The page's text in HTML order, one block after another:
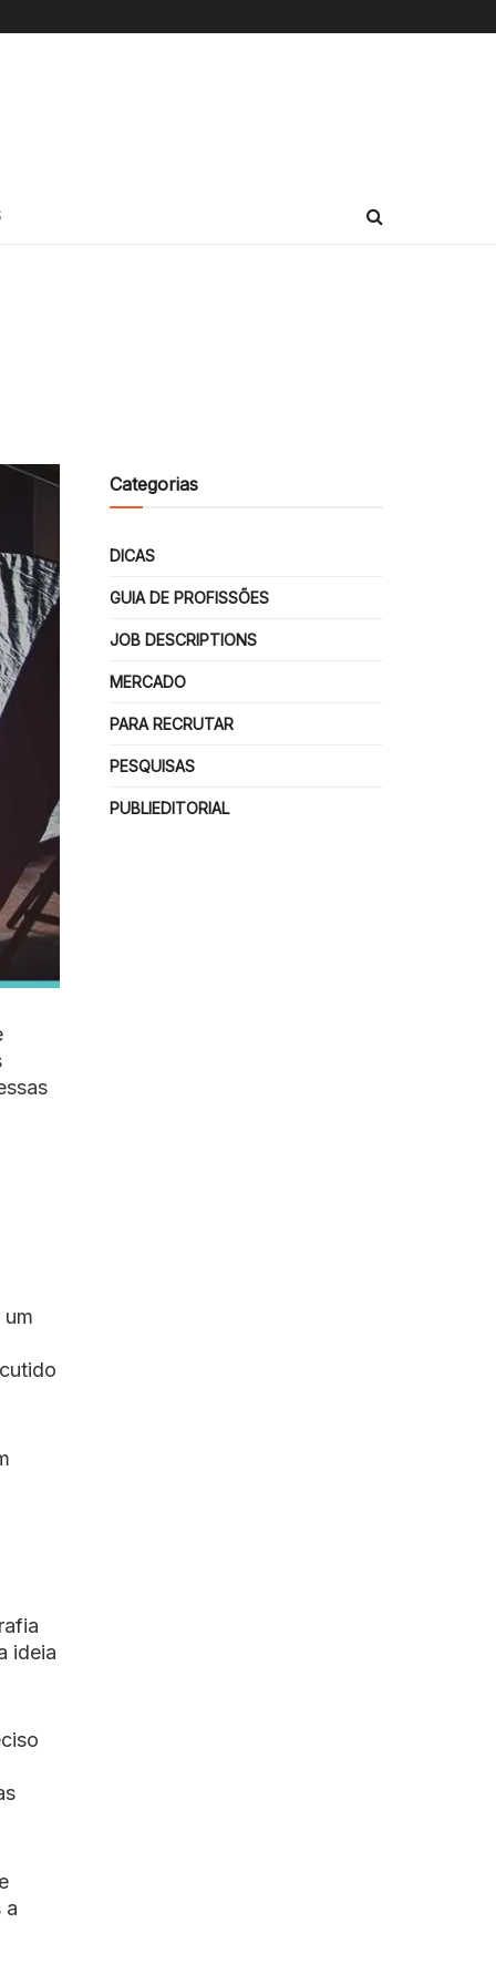
ideia
a
Categorias
DICAS
GUIA DE PROFISSÕES
JOB DESCRIPTIONS
MERCADO
PARA RECRUTAR
PESQUISAS
PUBLIEDITORIAL